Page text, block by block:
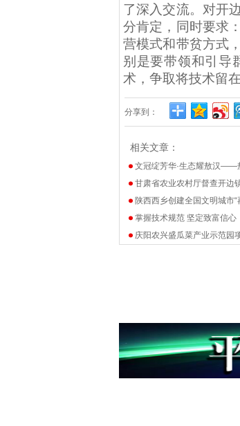
了深入交流。对开
分肯定，同时要求
营模式和带贫方式
别是要带领和引导
术，争取将技术留
分享到：
相关文章：
文冠绽芳华·生态耀敖汉——
甘肃省农业农村厅督查开边
陕西西乡创建全国文明城市“
掌握技术规范 坚定致富信心
庆阳农兴盛瓜菜产业示范园